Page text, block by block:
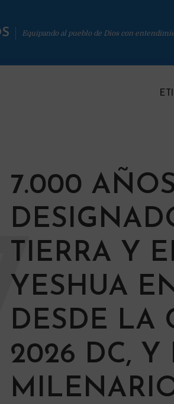
Equipando al pueblo de Dios con
7.000
TIERRA Y
YESHUA
DESDE LA
2026 DC, Y
7